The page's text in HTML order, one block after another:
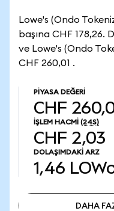
Lowe's (Ondo
başına CHF 178,26.
ve Lowe's (Ondo
CHF 260,01 .
PIYASA DEĞERI
CHF
İŞLEM HACMI (24S)
CHF 2,03
DOLAŞIMDAKI ARZ
1,46
DAHA